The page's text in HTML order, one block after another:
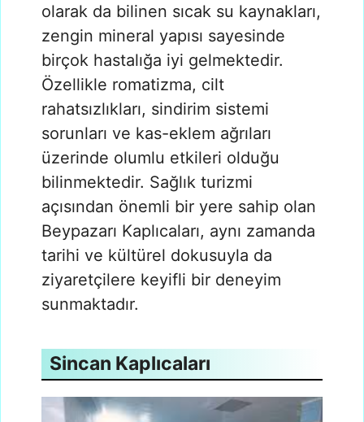
olarak da bilinen sıcak su kaynakları,
zengin mineral yapısı sayesinde
birçok hastalığa iyi gelmektedir.
Özellikle romatizma, cilt
rahatsızlıkları, sindirim sistemi
sorunları ve kas-eklem ağrıları
üzerinde olumlu etkileri olduğu
bilinmektedir. Sağlık turizmi
açısından önemli bir yere sahip olan
Beypazarı Kaplıcaları, aynı zamanda
tarihi ve kültürel dokusuyla da
ziyaretçilere keyifli bir deneyim
sunmaktadır.
Sincan Kaplıcaları